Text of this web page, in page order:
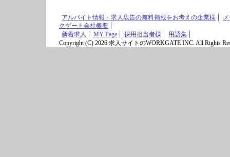
アルバイト情報・求人広告の無料掲載をお考えの企業様
クゲート会社概要
新着求人
MY Page 採用担当者様
用語集
Copyright (C) 2026 求人サイトのWORKGATE INC. All Rights